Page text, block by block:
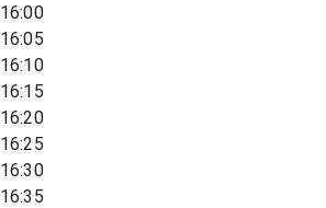
16:00
16:05
16:10
16:15
16:20
16:25
16:30
16:35